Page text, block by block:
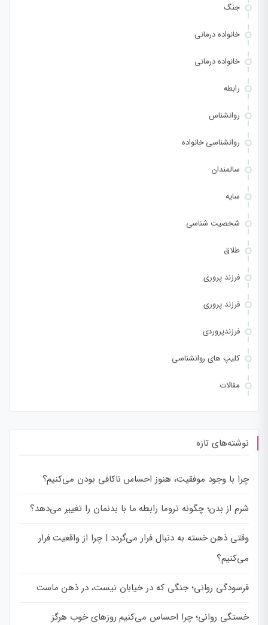
جنگ
خانواده درمانی
خانواده درمانی
رابطه
روانشناس
روانشناسی خانواده
سالمندان
سایه
شخصیت شناسی
طلاق
فرزند پروری
فرزند پروری
فرزندپروردی
کلیپ های روانشناسی
مقالات
نوشته‌های تازه
چرا با وجود موفقیت، هنوز احساس ناکافی بودن می‌کنیم؟
شرم از بدن؛ چگونه تروما رابطه ما با بدنمان را تغییر می‌دهد؟
وقتی ذهن خسته به دنبال فرار می‌گردد | چرا از واقعیت فرار
می‌کنیم؟
فرسودگی روانی؛ جنگی که در خیابان نیست، در ذهن ماست
خستگی روانی؛ چرا احساس می‌کنیم روزهای خوب هرگز